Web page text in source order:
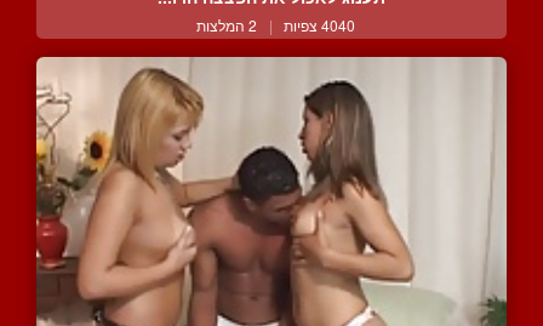
4040 צפיות | 2 המלצות